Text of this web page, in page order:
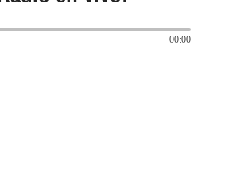
00:00